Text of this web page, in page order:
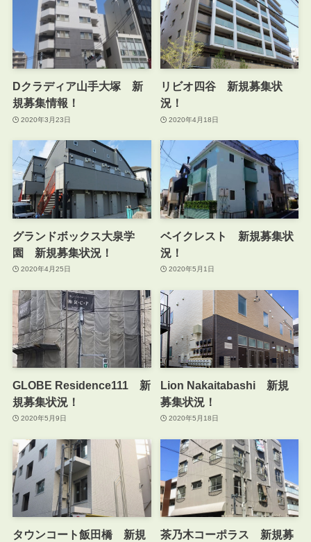
Dクラディア山手大塚 新
規募集情報！
2020年3月23日
リビオ四谷 新規募集状
況！
2020年4月18日
グランドボックス大泉学
園 新規募集状況！
2020年4月25日
ベイクレスト 新規募集状
況！
2020年5月1日
GLOBE Residence111 新
規募集状況！
2020年5月9日
Lion Nakaitabashi 新規
募集状況！
2020年5月18日
タウンコート飯田橋 新規
茶乃木コーポラス 新規募